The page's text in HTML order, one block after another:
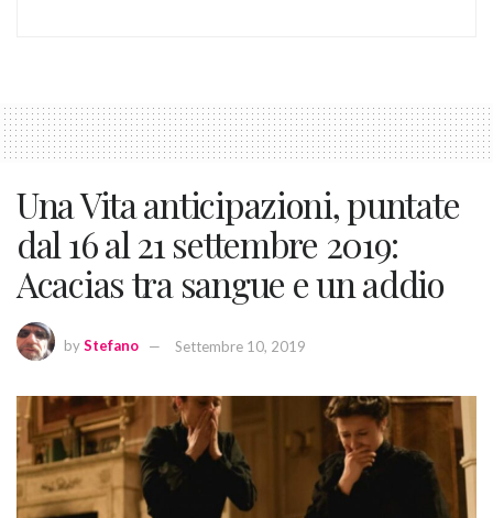
Una Vita anticipazioni, puntate
dal 16 al 21 settembre 2019:
Acacias tra sangue e un addio
byStefano Settembre 10, 2019